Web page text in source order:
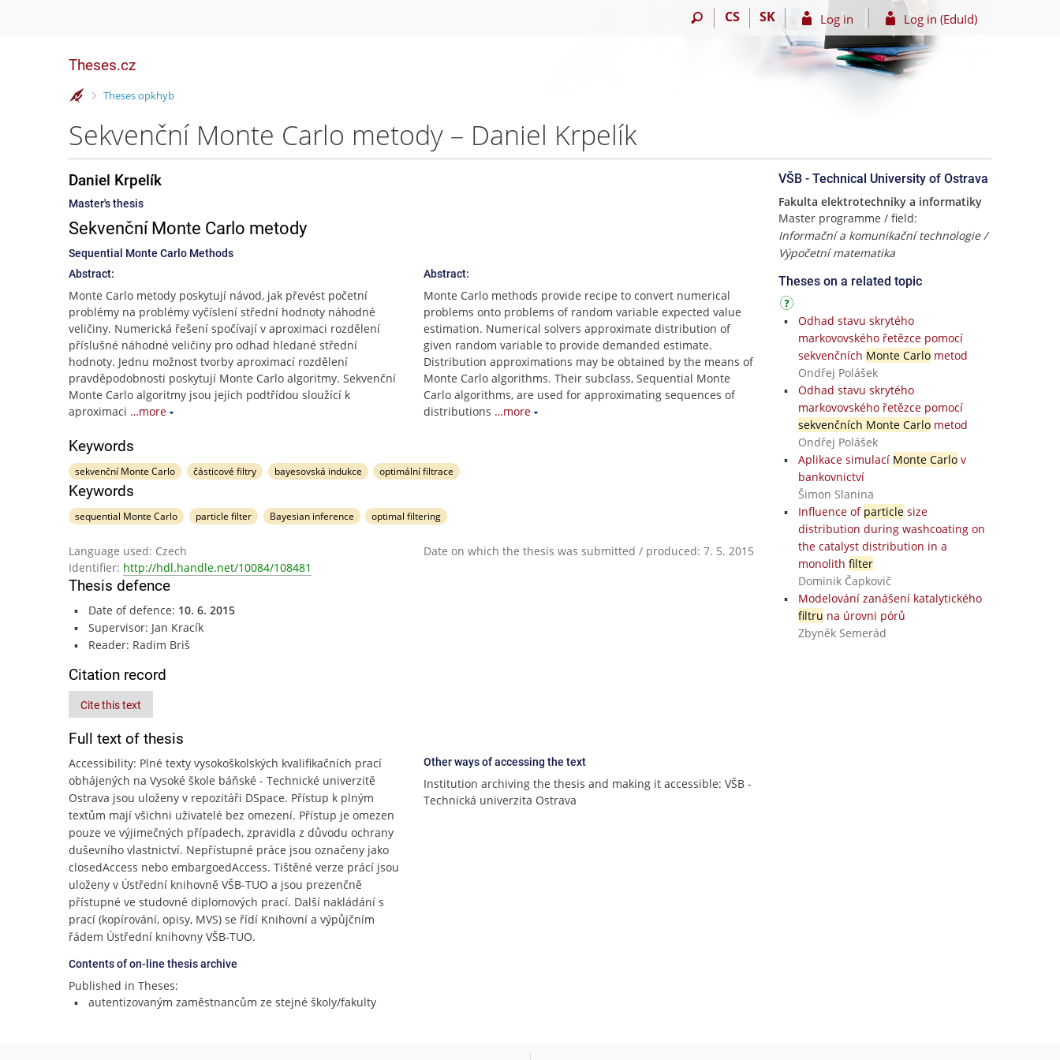
CS SK Log in Log in (EduId)
Theses.cz
>
Theses opkhyb
Sekvenční Monte Carlo metody – Daniel Krpelík
Daniel Krpelík
Master's thesis
Sekvenční Monte Carlo metody
Sequential Monte Carlo Methods
Abstract:
Monte Carlo metody poskytují návod, jak převést početní
problémy na problémy vyčíslení střední hodnoty náhodné
veličiny. Numerická řešení spočívají v aproximaci rozdělení
příslušné náhodné veličiny pro odhad hledané střední
hodnoty. Jednu možnost tvorby aproximací rozdělení
pravděpodobnosti poskytují Monte Carlo algoritmy. Sekvenční
Monte Carlo algoritmy jsou jejich podtřídou sloužící k
aproximaci …more
Abstract:
Monte Carlo methods provide recipe to convert numerical
problems onto problems of random variable expected value
estimation. Numerical solvers approximate distribution of
given random variable to provide demanded estimate.
Distribution approximations may be obtained by the means of
Monte Carlo algorithms. Their subclass, Sequential Monte
Carlo algorithms, are used for approximating sequences of
distributions …more
Keywords
sekvenční Monte Carlo částicové filtry bayesovská indukce optimální filtrace
Keywords
sequential Monte Carlo particle filter Bayesian inference optimal filtering
Language used: Czech
Date on which the thesis was submitted / produced: 7. 5. 2015
Identifier: http://hdl.handle.net/10084/108481
Thesis defence
Date of defence: 10. 6. 2015
Supervisor: Jan Kracík
Reader: Radim Briš
Citation record
Cite this text
Full text of thesis
Accessibility: Plné texty vysokoškolských kvalifikačních prací
obhájených na Vysoké škole báňské - Technické univerzitě
Ostrava jsou uloženy v repozitáři DSpace. Přístup k plným
textům mají všichni uživatelé bez omezení. Přístup je omezen
pouze ve výjimečných případech, zpravidla z důvodu ochrany
duševního vlastnictví. Nepřístupné práce jsou označeny jako
closedAccess nebo embargoedAccess. Tištěné verze prácí jsou
uloženy v Ústřední knihovně VŠB-TUO a jsou prezenčně
přístupné ve studovně diplomových prací. Další nakládání s
prací (kopírování, opisy, MVS) se řídí Knihovní a výpůjčním
řádem Ústřední knihovny VŠB-TUO.
Contents of on-line thesis archive
Published in Theses:
autentizovaným zaměstnancům ze stejné školy/fakulty
Other ways of accessing the text
Institution archiving the thesis and making it accessible: VŠB -
Technická univerzita Ostrava
VŠB - Technical University of Ostrava
Fakulta elektrotechniky a informatiky
Master programme / field:
Informační a komunikační technologie /
Výpočetní matematika
Theses on a related topic
Odhad stavu skrytého
markovovského řetězce pomocí
sekvenčních Monte Carlometod
Ondřej Polášek
Odhad stavu skrytého
markovovského řetězce pomocí
sekvenčních Monte Carlometod
Ondřej Polášek
Aplikace simulací Monte Carlov
bankovnictví
Šimon Slanina
Influence of particlesize
distribution during washcoating on
the catalyst distribution in a
monolith filter
Dominik Čapkovič
Modelování zanášení katalytického
filtru na úrovni pórů
Zbyněk Semerád